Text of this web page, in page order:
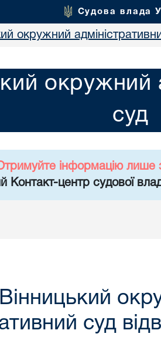
Судова влада
окружний
окружний
суд
інформацію лише
Контакт-центр судової
суд